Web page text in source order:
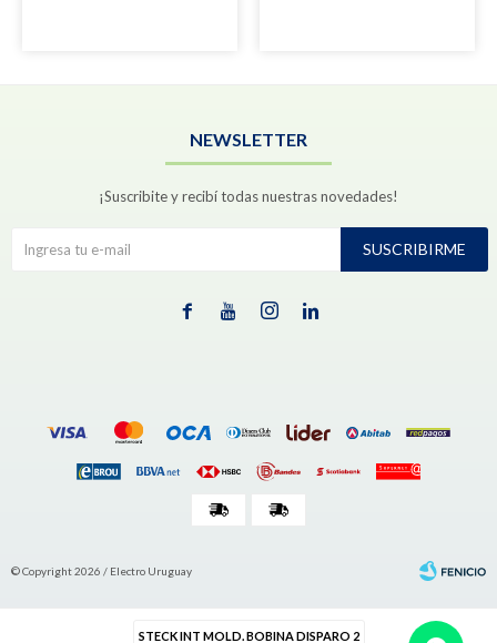
STECK INT MOLD. BOBINA DISPARO 2
NEWSLETTER
¡Suscribite y recibí todas nuestras novedades!
SUSCRIBIRME
   
© Copyright 2026 / Electro Uruguay